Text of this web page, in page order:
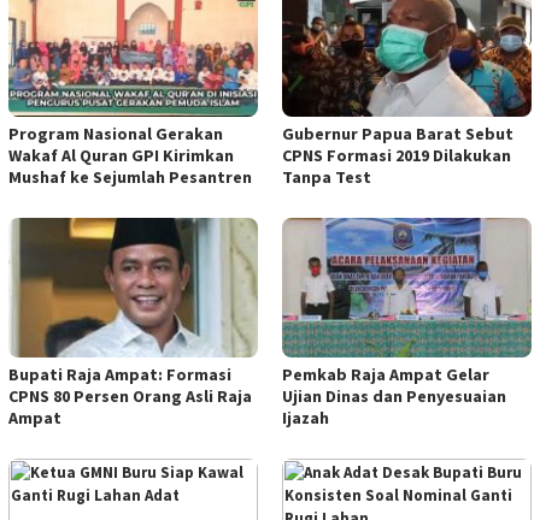
Program Nasional Gerakan
Wakaf Al Quran GPI Kirimkan
Mushaf ke Sejumlah Pesantren
Gubernur Papua Barat Sebut
CPNS Formasi 2019 Dilakukan
Tanpa Test
Bupati Raja Ampat: Formasi
CPNS 80 Persen Orang Asli Raja
Ampat
Pemkab Raja Ampat Gelar
Ujian Dinas dan Penyesuaian
Ijazah